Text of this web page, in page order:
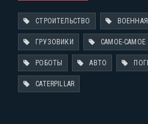
СТРОИТЕЛЬСТВО
ГРУЗОВИКИ САМОЕ-САМОЕ
РОБОТЫ АВТО
CATERPILLAR